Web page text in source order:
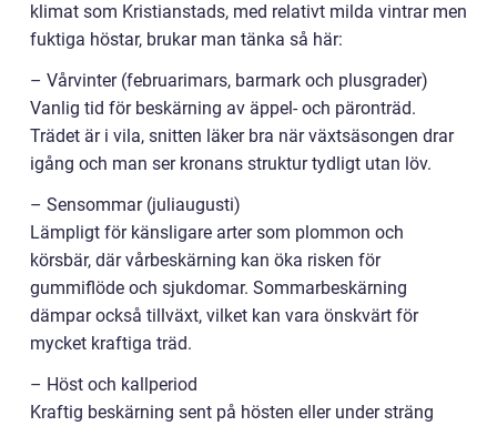
klimat som Kristianstads, med relativt milda vintrar men
fuktiga höstar, brukar man tänka så här:
– Vårvinter (februarimars, barmark och plusgrader)
Vanlig tid för beskärning av äppel- och päronträd.
Trädet är i vila, snitten läker bra när växtsäsongen drar
igång och man ser kronans struktur tydligt utan löv.
– Sensommar (juliaugusti)
Lämpligt för känsligare arter som plommon och
körsbär, där vårbeskärning kan öka risken för
gummiflöde och sjukdomar. Sommarbeskärning
dämpar också tillväxt, vilket kan vara önskvärt för
mycket kraftiga träd.
– Höst och kallperiod
Kraftig beskärning sent på hösten eller under sträng